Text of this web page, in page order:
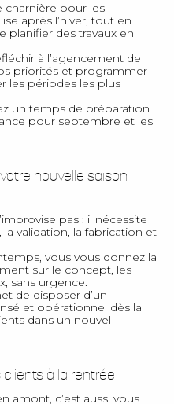
pour les
après l’hiver, tout en
planifier des travaux en
à l’agencement de
priorités et programmer
les périodes les plus
un temps de préparation
pour septembre et les
nouvelle saison
pas : il nécessite
validation, la fabrication et
vous vous donnez la
sur le concept, les
sans urgence.
de disposer d’un
et opérationnel dès la
dans un nouvel
à la rentrée
amont, c’est aussi vous